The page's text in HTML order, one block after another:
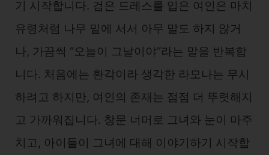
기 시작합니다. 검은 드레스를 입은 여인은 마치
유령처럼 나무 밑에 서서 아무 말도 하지 않거
나, 가끔씩 “오늘이 그날이야”라는 말을 반복합
니다. 처음에는 환각이라 생각한 라모나는 무시
하려고 하지만, 여인의 존재는 점점 더 뚜렷해지
고 가까워집니다. 창문 너머로 그녀와 눈이 마주
치고, 아이들이 그녀에 대해 이야기하기 시작합